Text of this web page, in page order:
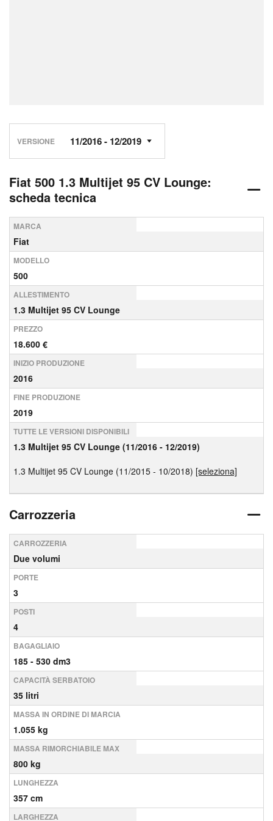
VERSIONE
Fiat 500 1.3 Multijet 95 CV Lounge:
scheda tecnica
MARCA
Fiat
MODELLO
500
ALLESTIMENTO
1.3 Multijet 95 CV Lounge
PREZZO
18.600 €
INIZIO PRODUZIONE
2016
FINE PRODUZIONE
2019
TUTTE LE VERSIONI DISPONIBILI
1.3 Multijet 95 CV Lounge (11/2016 - 12/2019)
1.3 Multijet 95 CV Lounge (11/2015 - 10/2018) [seleziona]
Carrozzeria
CARROZZERIA
Due volumi
PORTE
3
POSTI
4
BAGAGLIAIO
185 - 530 dm3
CAPACITÀ SERBATOIO
35 litri
MASSA IN ORDINE DI MARCIA
1.055 kg
MASSA RIMORCHIABILE MAX
800 kg
LUNGHEZZA
357 cm
LARGHEZZA